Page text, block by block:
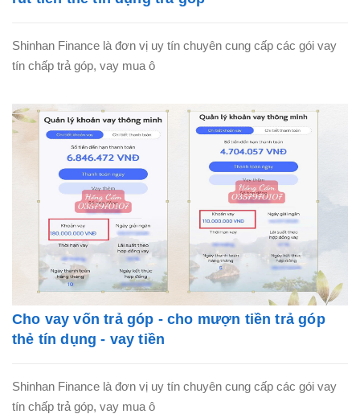
Shinhan Finance là đơn vị uy tín chuyên cung cấp các gói vay
tín chấp trả góp, vay mua ô
Cho vay vốn trả góp - cho mượn tiền trả góp
thẻ tín dụng - vay tiền
Shinhan Finance là đơn vị uy tín chuyên cung cấp các gói vay
tín chấp trả góp, vay mua ô